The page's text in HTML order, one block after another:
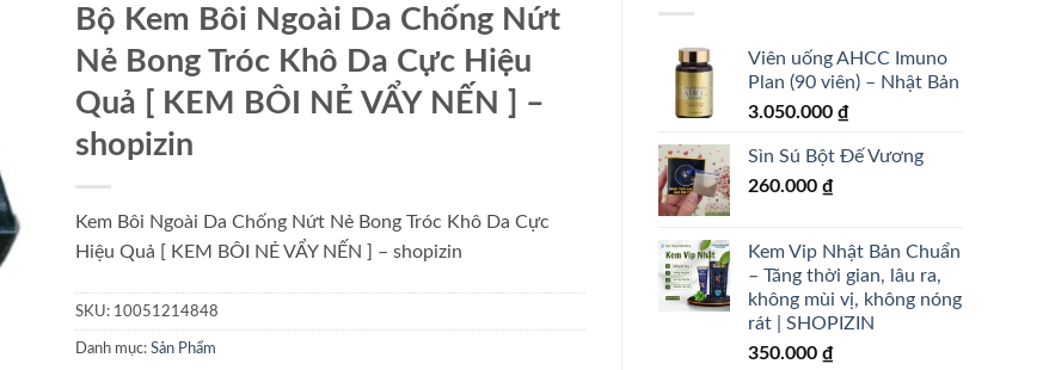
Viên uống AHCC Imuno
Plan (90 viên) – Nhật Bản
3.050.000 ₫
Sìn Sú Bột Đế Vương
260.000 ₫
Kem Vip Nhật Bản Chuẩn
– Tăng thời gian, lâu ra,
không mùi vị, không nóng
rát | SHOPIZIN
350.000 ₫
Bộ Kem Bôi Ngoài Da Chống Nứt
Nẻ Bong Tróc Khô Da Cực Hiệu
Quả [ KEM BÔI NẺ VẨY NẾN ] –
shopizin
Kem Bôi Ngoài Da Chống Nứt Nẻ Bong Tróc Khô Da Cực
Hiệu Quả [ KEM BÔI NẺ VẨY NẾN ] – shopizin
SKU: 10051214848
Danh mục: Sản Phẩm